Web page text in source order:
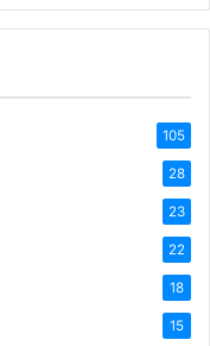
105
28
23
22
18
15